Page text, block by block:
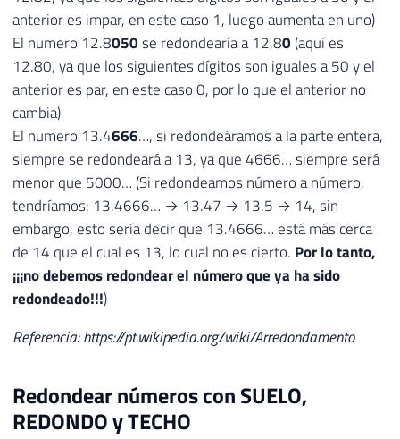
anterior es impar, en este caso 1, luego aumenta en uno)
El numero 12.8050se redondearía a 12,80 (aquí es
12.80, ya que los siguientes dígitos son iguales a 50 y el
anterior es par, en este caso 0, por lo que el anterior no
cambia)
El numero 13.4666…, si redondeáramos a la parte entera,
siempre se redondeará a 13, ya que 4666… siempre será
menor que 5000… (Si redondeamos número a número,
tendríamos: 13.4666… → 13.47 → 13.5 → 14, sin
embargo, esto sería decir que 13.4666… está más cerca
de 14 que el cual es 13, lo cual no es cierto. Por lo tanto,
¡¡¡no debemos redondear el número que ya ha sido
redondeado!!!)
Referencia: https://pt.wikipedia.org/wiki/Arredondamento
Redondear números con SUELO,
REDONDO y TECHO